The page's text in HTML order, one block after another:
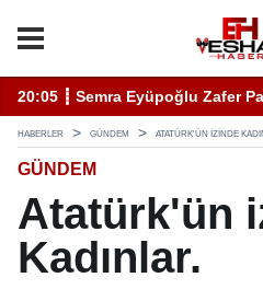
Hizmet İçin Bilinmesi
20:05 ┋ Semra Eyüpoğlu Zafer
HABERLER GÜNDEM ATATÜRK'ÜN IZINDE
GÜNDEM
Atatürk'ün
Kadınlar.